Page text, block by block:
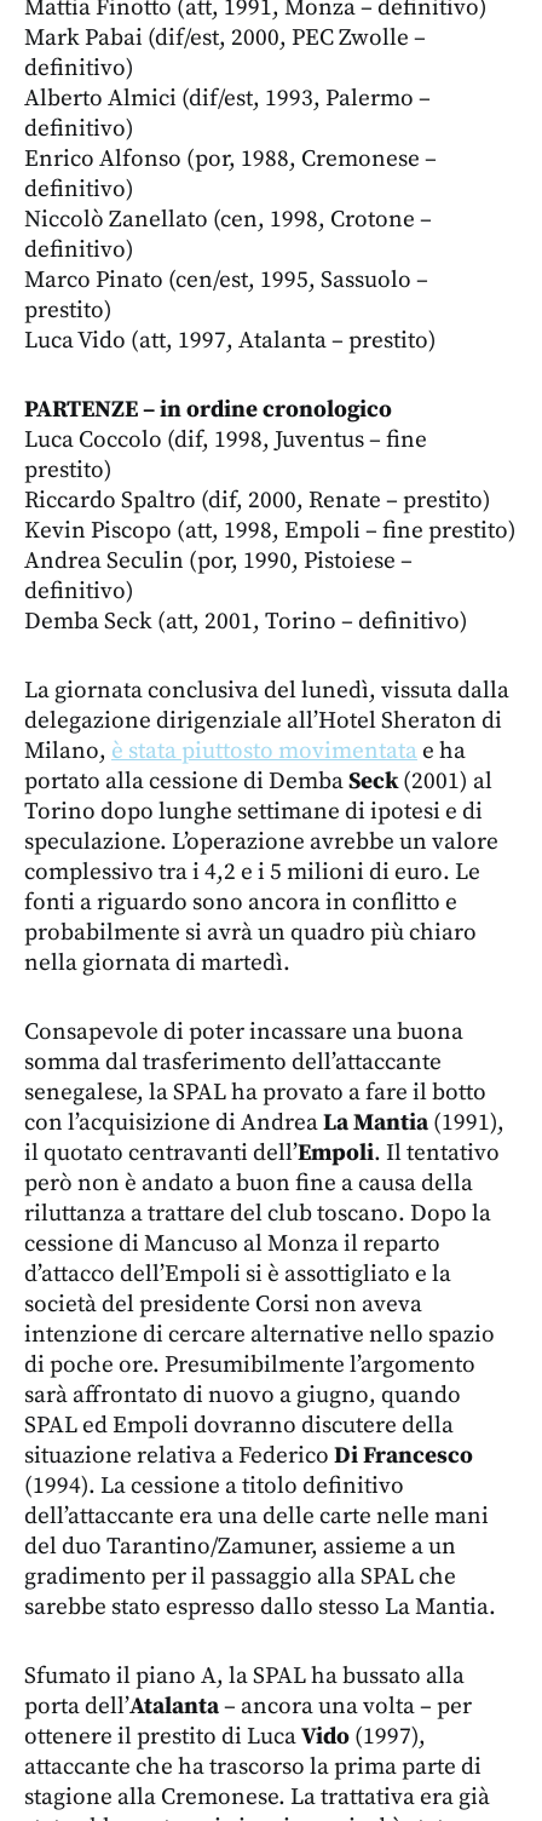
Mattia Finotto (att, 1991, Monza – definitivo)
Mark Pabai (dif/est, 2000, PEC Zwolle –
definitivo)
Alberto Almici (dif/est, 1993, Palermo –
definitivo)
Enrico Alfonso (por, 1988, Cremonese –
definitivo)
Niccolò Zanellato (cen, 1998, Crotone –
definitivo)
Marco Pinato (cen/est, 1995, Sassuolo –
prestito)
Luca Vido (att, 1997, Atalanta – prestito)
PARTENZE – in ordine cronologico
Luca Coccolo (dif, 1998, Juventus – fine
prestito)
Riccardo Spaltro (dif, 2000, Renate – prestito)
Kevin Piscopo (att, 1998, Empoli – fine prestito)
Andrea Seculin (por, 1990, Pistoiese –
definitivo)
Demba Seck (att, 2001, Torino – definitivo)
La giornata conclusiva del lunedì, vissuta dalla
delegazione dirigenziale all’Hotel Sheraton di
Milano, è stata piuttosto movimentatae ha
portato alla cessione di DembaSeck(2001) al
Torino dopo lunghe settimane di ipotesi e di
speculazione. L’operazione avrebbe un valore
complessivo tra i 4,2 e i 5 milioni di euro. Le
fonti a riguardo sono ancora in conflitto e
probabilmente si avrà un quadro più chiaro
nella giornata di martedì.
Consapevole di poter incassare una buona
somma dal trasferimento dell’attaccante
senegalese, la SPAL ha provato a fare il botto
con l’acquisizione di AndreaLa Mantia (1991),
il quotato centravanti dell’Empoli. Il tentativo
però non è andato a buon fine a causa della
riluttanza a trattare del club toscano. Dopo la
cessione di Mancuso al Monza il reparto
d’attacco dell’Empoli si è assottigliato e la
società del presidente Corsi non aveva
intenzione di cercare alternative nello spazio
di poche ore. Presumibilmente l’argomento
sarà affrontato di nuovo a giugno, quando
SPAL ed Empoli dovranno discutere della
situazione relativa a Federico Di Francesco
(1994). La cessione a titolo definitivo
dell’attaccante era una delle carte nelle mani
del duo Tarantino/Zamuner, assieme a un
gradimento per il passaggio alla SPAL che
sarebbe stato espresso dallo stesso La Mantia.
Sfumato il piano A, la SPAL ha bussato alla
porta dell’Atalanta– ancora una volta – per
ottenere il prestito di LucaVido (1997),
attaccante che ha trascorso la prima parte di
stagione alla Cremonese. La trattativa era già